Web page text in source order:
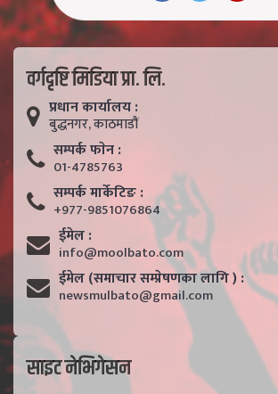
वर्गदृष्टि मिडिया प्रा. लि.
प्रधान कार्यालय :
बुद्धनगर, काठमाडाैं
सम्पर्क फाेन :
01-4785763
सम्पर्क मार्केटिङ :
+977-9851076864
ईमेल :
info@moolbato.com
ईमेल (समाचार सम्प्रेषणका लागि ) :
newsmulbato@gmail.com
साइट नेभिगेसन